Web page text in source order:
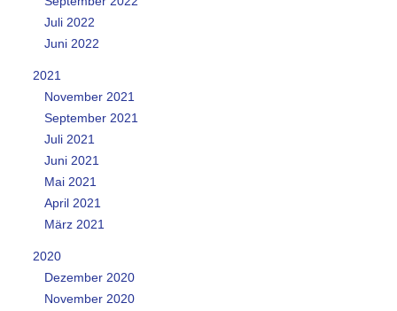
Juli 2022
Juni 2022
2021
November 2021
September 2021
Juli 2021
Juni 2021
Mai 2021
April 2021
März 2021
2020
Dezember 2020
November 2020